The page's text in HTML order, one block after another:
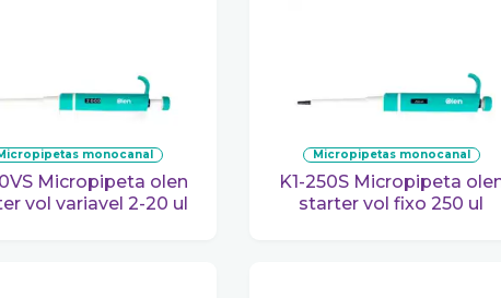
micropipetas monocanal
vol variavel 2-20 ul
micropipetas monocanal
K1-250S Micropipeta olen
starter vol fixo 250 ul